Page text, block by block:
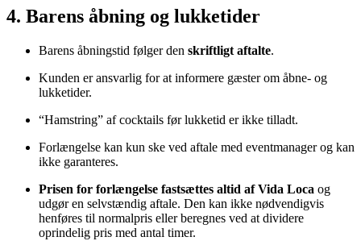
4. Barens åbning og lukketider
Barens åbningstid følger den skriftligt aftalte.
Kunden er ansvarlig for at informere gæster om åbne- og
lukketider.
“Hamstring” af cocktails før lukketid er ikke tilladt.
Forlængelse kan kun ske ved aftale med eventmanager og kan
ikke garanteres.
Prisen for forlængelse fastsættes altid af Vida Loca og
udgør en selvstændig aftale. Den kan ikke nødvendigvis
henføres til normalpris eller beregnes ved at dividere
oprindelig pris med antal timer.